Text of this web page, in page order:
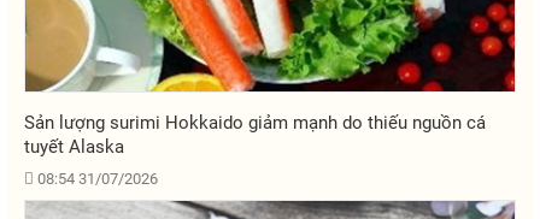
Sản lượng surimi Hokkaido giảm mạnh do thiếu nguồn cá
tuyết Alaska
08:54 31/07/2026